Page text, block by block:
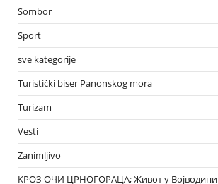
Sombor
Sport
sve kategorije
Turistički biser Panonskog mora
Turizam
Vesti
Zanimljivo
КРОЗ ОЧИ ЦРНОГОРАЦА; Живот у Војводини